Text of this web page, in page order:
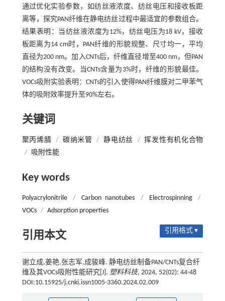
通过优化实验参数，如纺丝液浓度、纺丝电压和接收板距
离等，探究PAN纤维在静电纺丝过程中最适宜的参数组合。
结果表明：当纺丝液浓度为12%，纺丝电压为18 kV，接收
板距离为14 cm时，PAN纤维的形貌规整、尺寸均一，平均
直径为200 nm。加入CNTs后，纤维直径增至400 nm，但PAN
的结构没有改变。当CNTs含量为3%时，纤维的形貌最佳。
VOCs吸附实验表明：CNTs的引入使得PAN纤维膜对二甲苯气
体的吸附效率提升至90%左右。
关键词
聚丙烯腈 / 碳纳米管 / 静电纺丝 / 挥发性有机化合物
/
吸附性能
Key words
Polyacrylonitrile / Carbon nanotubes / Electrospinning
/
VOCs / Adsorption properties
引用本文 引用格式 ▾
谢立成,姜艳,张志军,成骏峰. 静电纺丝制备PAN/CNTs复合纤
维及其VOCs吸附性能研究[J]. 塑料科技, 2024, 52(02): 44-48
DOI:10.15925/j.cnki.issn1005-3360.2024.02.009